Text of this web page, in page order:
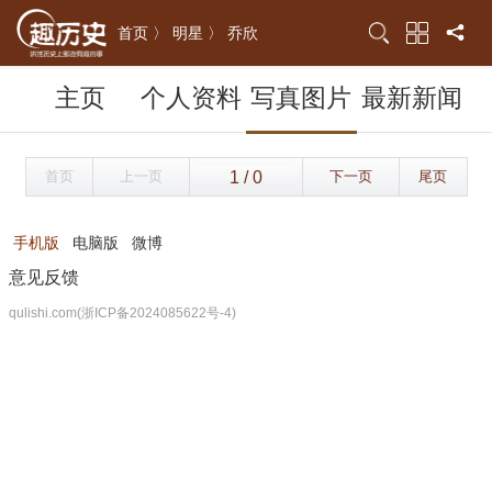
首页 〉 明星 〉 乔欣
主页 个人资料 写真图片 最新新闻
首页 上一页 下一页 尾页
手机版 电脑版 微博
意见反馈
qulishi.com(浙ICP备2024085622号-4)